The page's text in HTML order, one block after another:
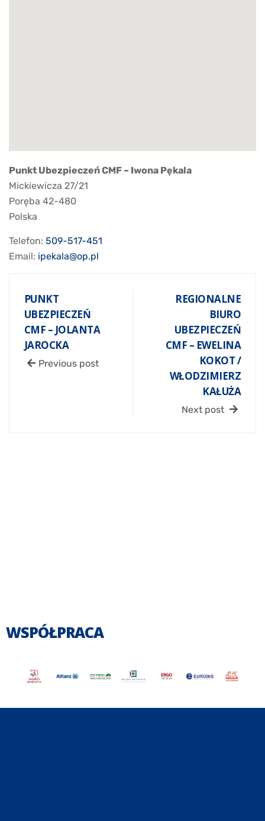
Punkt Ubezpieczeń CMF – Iwona Pękala
Mickiewicza 27/21
Poręba 42-480
Polska
Telefon: 509-517-451
Email: ipekala@op.pl
PUNKT
UBEZPIECZEŃ
CMF – JOLANTA
JAROCKA
Previous post
REGIONALNE
BIURO
UBEZPIECZEŃ
CMF – EWELINA
KOKOT /
WŁODZIMIERZ
KAŁUŻA
Next post
WSPÓŁPRACA